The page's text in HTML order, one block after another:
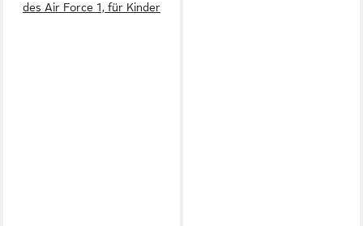
des Air Force 1, für Kinder